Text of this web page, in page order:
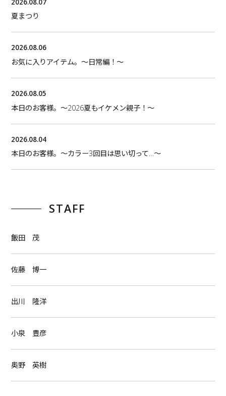
夏まつり
2026.08.06
お気に入りアイテム。〜日常編！〜
2026.08.05
本日のお客様。〜2026夏もイケメン親子！〜
2026.08.04
本日のお客様。〜カラー3回目は思い切って…〜
STAFF
飯田 茂
佐藤 博一
出川 隆洋
小泉 豊彦
奥野 英樹